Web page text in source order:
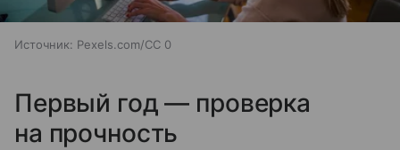
Источник: Pexels.com/CC 0
Первый год — проверка
на прочность